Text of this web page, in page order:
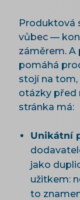
Produktová
vůbec —
záměrem. A
pomáhá
stojí na tom,
otázky před
stránka má:
Unikátní
jako
užitkem:
to